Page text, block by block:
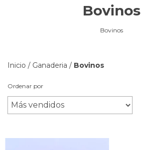
Bovinos
Bovinos
Inicio / Ganaderia / Bovinos
Ordenar por